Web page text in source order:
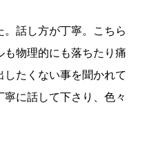
話し方が丁寧。こちら
も物理的にも落ちたり痛
たくない事を聞かれて
に話して下さり、色々